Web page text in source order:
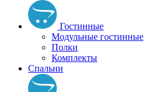
Гостинные
Модульные гостинные
Полки
Комплекты
Спальни